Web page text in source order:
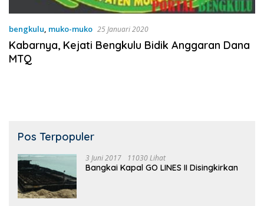
bengkulu, muko-muko 25 Januari 2020
Kabarnya, Kejati Bengkulu Bidik Anggaran Dana
MTQ
Pos Terpopuler
3 Juni 2017 11030 Lihat
Bangkai Kapal GO LINES II Disingkirkan